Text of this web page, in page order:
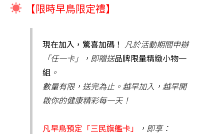
☀️ 【限時早鳥限定禮】
現在加入，驚喜加碼！
凡於活動期間申辦
「任一卡」，即贈送品牌限量精緻小物一
組 。
數量有限，送完為止。越早加入，越早開
啟你的健康精彩每一天！
凡早鳥預定「三民旗艦卡」 ，即享：